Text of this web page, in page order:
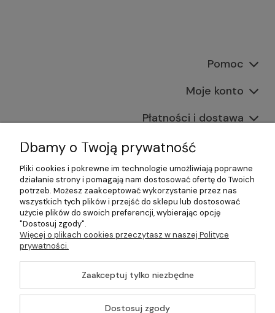
Pomoc
Moje konto
Płatności i dostawa
Informacje
O nas
©2026 Wszelkie Prawa Zastrzeżone | Gastrosklep |
Wyposażenie gastronomii, restauracji oraz barów
Szablon Master byEcommercy
Dbamy o Twoją prywatność
Pliki cookies i pokrewne im technologie umożliwiają poprawne
działanie strony i pomagają nam dostosować ofertę do Twoich
potrzeb. Możesz zaakceptować wykorzystanie przez nas
wszystkich tych plików i przejść do sklepu lub dostosować
użycie plików do swoich preferencji, wybierając opcję
"Dostosuj zgody".
Więcej o plikach cookies przeczytasz w naszej Polityce
prywatności.
Zaakceptuj tylko niezbędne
Dostosuj zgody